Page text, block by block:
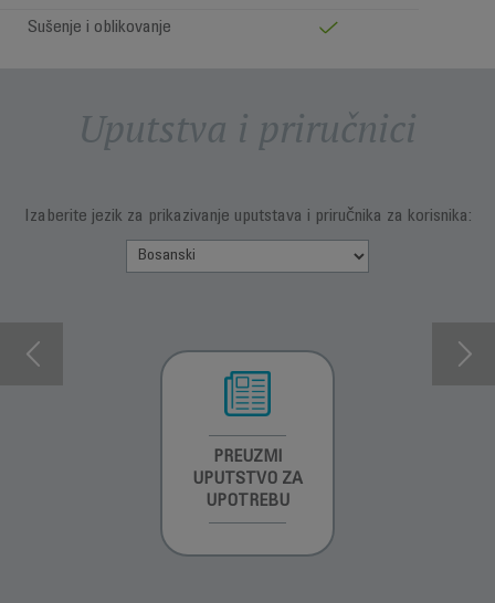
Sušenje i oblikovanje
Uputstva i priručnici
Izaberite jezik za prikazivanje uputstava i priručnika za korisnika:
PREUZMI
UPUTSTVO ZA
UPOTREBU